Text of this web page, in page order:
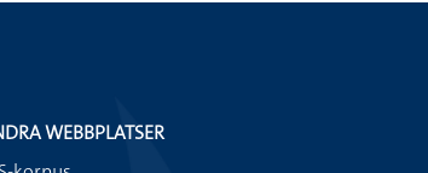
WEBBPLATSER